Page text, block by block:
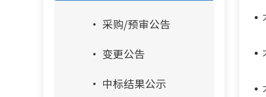
采购/预审公告
变更公告
中标结果公示